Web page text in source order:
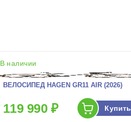
В наличии
ВЕЛОСИПЕД HAGEN GR11 AIR (2026)
119 990 ₽ Купить